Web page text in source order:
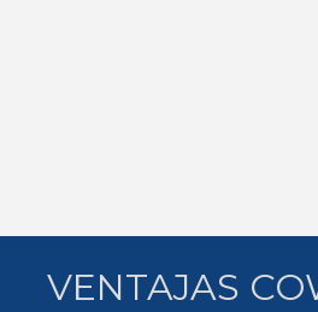
VENTAJAS